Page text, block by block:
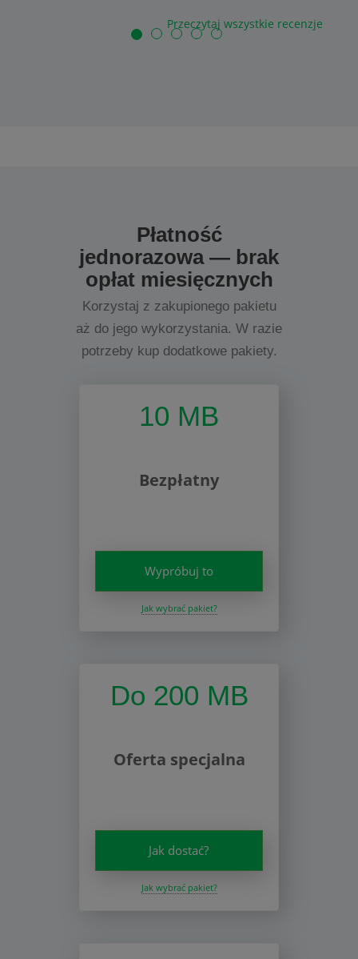
Przeczytaj wszystkie recenzje
Płatność
jednorazowa — brak
opłat miesięcznych
Korzystaj z zakupionego pakietu
aż do jego wykorzystania. W razie
potrzeby kup dodatkowe pakiety.
10 MB
Bezpłatny
Wypróbuj to
Jak wybrać pakiet?
Do 200 MB
Oferta specjalna
Jak dostać?
Jak wybrać pakiet?